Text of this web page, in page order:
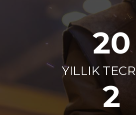
20
YILLIK
2